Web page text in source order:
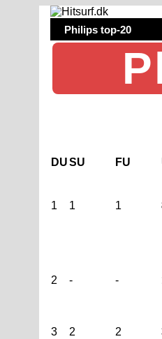
Philips top-20
DUSU FU
1 1 1
2 - -
3 2 2